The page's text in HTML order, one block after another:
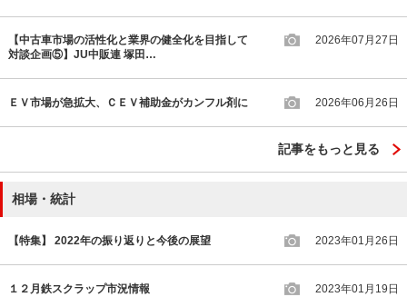
【中古車市場の活性化と業界の健全化を目指して
対談企画⑤】JU中販連 塚田…
2026年07月27日
ＥＶ市場が急拡大、ＣＥＶ補助金がカンフル剤に 2026年06月26日
記事をもっと見る
相場・統計
【特集】 2022年の振り返りと今後の展望 2023年01月26日
１２月鉄スクラップ市況情報 2023年01月19日